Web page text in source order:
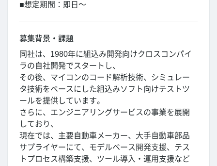
■想定期間：即日～
募集背景・課題
同社は、1980年に組込み開発向けクロスコンパイ
ラの自社開発でスタートし、
その後、マイコンのコード解析技術、シミュレー
タ技術をベースにした組込みソフト向けテストツ
ールを提供しています。
さらに、エンジニアリングサービスの事業を展開
しており、
現在では、主要自動車メーカー、大手自動車部品
サプライヤーにて、モデルベース開発支援、テス
トプロセス構築支援、ツール導入・運用支援など